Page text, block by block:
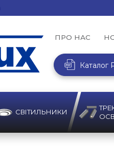
ПРО НАС
Каталог
СВІТИЛЬНИКИ